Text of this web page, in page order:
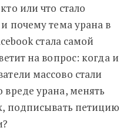
или что стало
почему тема урана в
стала самой
на вопрос: когда и
массово стали
урана, менять
подписывать петицию